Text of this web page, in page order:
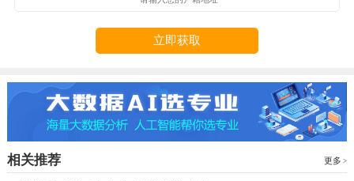
立即获取
相关推荐 更多